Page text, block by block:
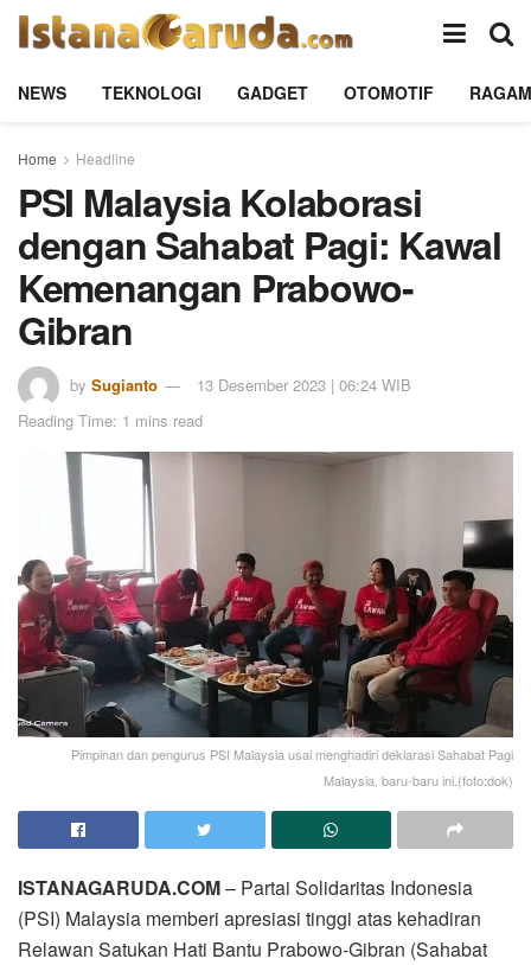
NEWS TEKNOLOGI GADGET OTOMOTIF RAGAM
Home Headline
PSI Malaysia Kolaborasi
dengan Sahabat Pagi: Kawal
Kemenangan Prabowo-
Gibran
by Sugianto
13 Desember 2023 | 06:24 WIB
Reading Time: 1 mins read
Pimpinan dan pengurus PSI Malaysia usai menghadiri deklarasi Sahabat Pagi
Malaysia, baru-baru ini.(foto:dok)
ISTANAGARUDA.COM– Partai Solidaritas Indonesia
(PSI) Malaysia memberi apresiasi tinggi atas kehadiran
Relawan Satukan Hati Bantu Prabowo-Gibran (Sahabat